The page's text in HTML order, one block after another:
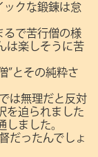
ックな鍛錬は怠
るで苦行僧の様
は楽しそうに苦
”とその純粋さ
は無理だと反対
を迫られました
ました。
だったんでしょ